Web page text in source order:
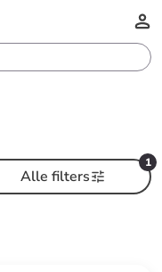
1
Alle filters